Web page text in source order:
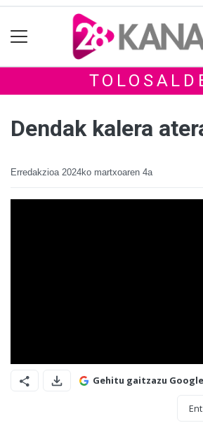
Dendak kalera
Erredakzioa 2024ko martxoaren 4a
Gehitu gaitzazu